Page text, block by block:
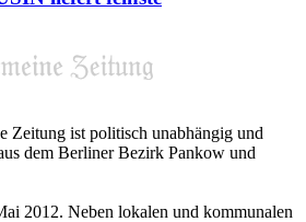
Zeitung ist politisch unabhängig und
dem Berliner Bezirk Pankow und
2012. Neben lokalen und kommunalen